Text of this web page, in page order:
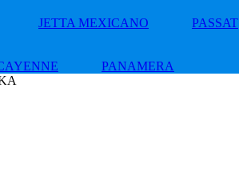
JETTA MEXICANO PASSAT
PANAMERA